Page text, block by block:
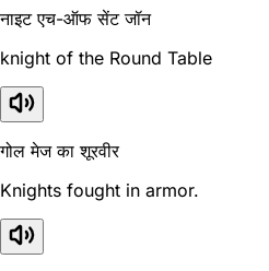
नाइट एच-ऑफ सेंट जॉन
knight of the Round Table
गोल मेज का शूरवीर
Knights fought in armor.